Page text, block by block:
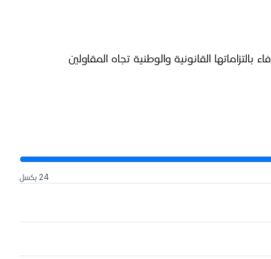
القانونية والوطنية تجاه المقاولين
24 بكسل